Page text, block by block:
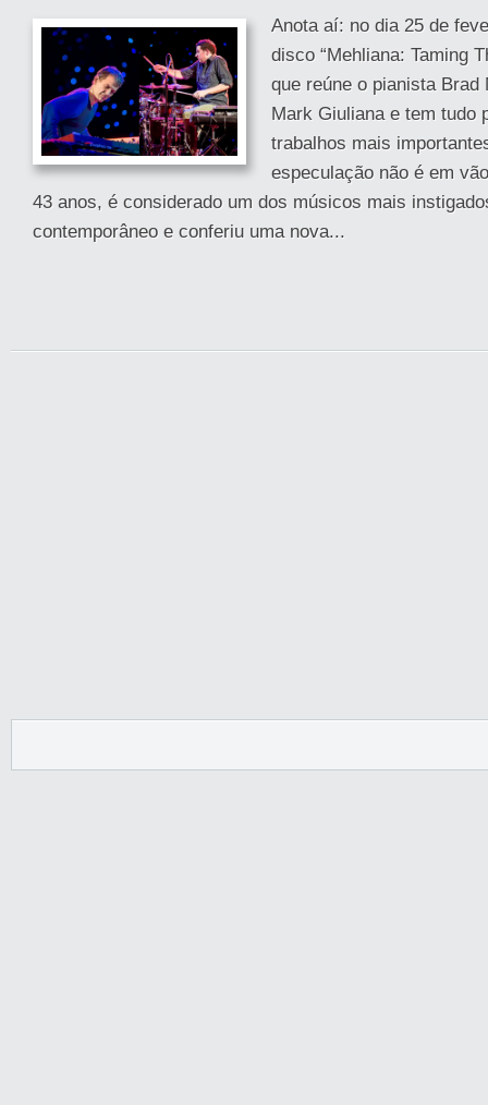
Anota aí: no dia 25 de
disco “Mehliana: Taming
que reúne o pianista Brad
Mark Giuliana e tem tudo
trabalhos mais
especulação não é em
43 anos, é considerado um dos músicos mais
contemporâneo e conferiu uma nova...